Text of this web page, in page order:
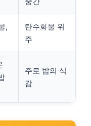
,
탄수화물 위
주
주로 밥의 식
감